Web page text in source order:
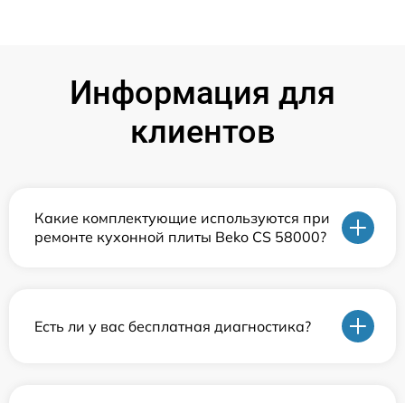
Информация для
клиентов
Какие комплектующие используются при
ремонте кухонной плиты Beko CS 58000?
Есть ли у вас бесплатная диагностика?